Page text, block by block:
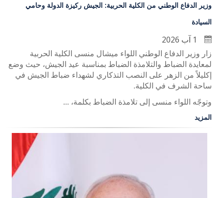
وزير الدفاع الوطني من الكلية الحربية: الجيش ركيزة الدولة وحامي
السيادة
زار وزير الدفاع الوطني اللواء ميشال منسى الكلية الحربية
لمعايدة الضباط والتلامذة الضباط بمناسبة عيد الجيش، حيث وضع
إكليلاً من الزهر على النصب التذكاري لشهداء ضباط الجيش في
ساحة الشرف في الكلية.
وتوجّه اللواء منسى إلى تلامذة الضباط بكلمة، ...
المزيد